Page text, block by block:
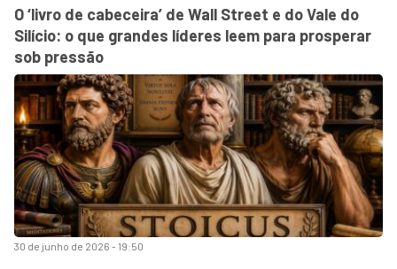
30 de junho de 2026 - 19:50
O ‘livro de cabeceira’ de Wall Street e do Vale do
Silício: o que grandes líderes leem para prosperar
sob pressão